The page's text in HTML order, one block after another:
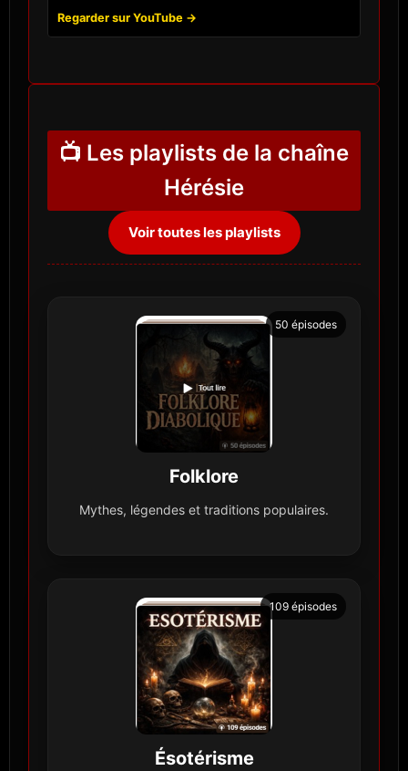
Regarder sur YouTube →
📺 Les playlists de la chaîne
Hérésie
Voir toutes les playlists
50 épisodes
Folklore
Mythes, légendes et traditions populaires.
109 épisodes
Ésotérisme